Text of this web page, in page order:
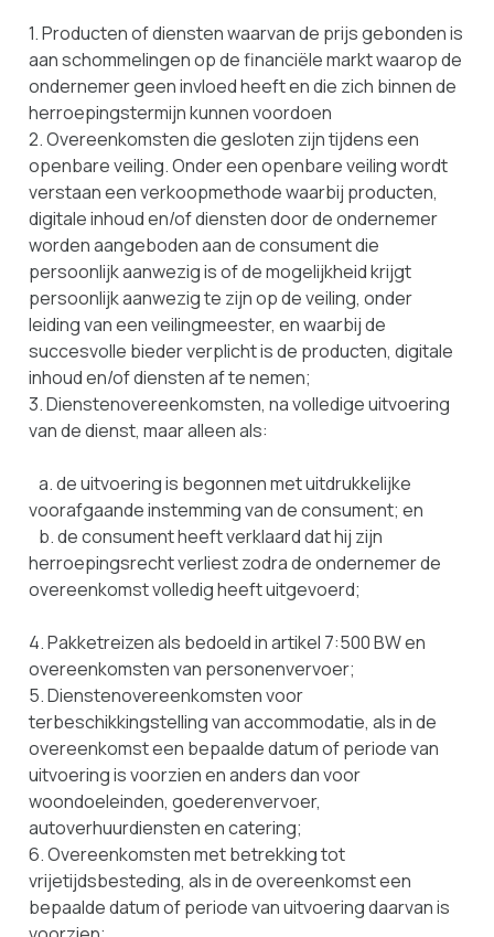
1. Producten of diensten waarvan de prijs gebonden is
aan schommelingen op de financiële markt waarop de
ondernemer geen invloed heeft en die zich binnen de
herroepingstermijn kunnen voordoen
2. Overeenkomsten die gesloten zijn tijdens een
openbare veiling. Onder een openbare veiling wordt
verstaan een verkoopmethode waarbij producten,
digitale inhoud en/of diensten door de ondernemer
worden aangeboden aan de consument die
persoonlijk aanwezig is of de mogelijkheid krijgt
persoonlijk aanwezig te zijn op de veiling, onder
leiding van een veilingmeester, en waarbij de
succesvolle bieder verplicht is de producten, digitale
inhoud en/of diensten af te nemen;
3. Dienstenovereenkomsten, na volledige uitvoering
van de dienst, maar alleen als:
a. de uitvoering is begonnen met uitdrukkelijke
voorafgaande instemming van de consument; en
b. de consument heeft verklaard dat hij zijn
herroepingsrecht verliest zodra de ondernemer de
overeenkomst volledig heeft uitgevoerd;
4. Pakketreizen als bedoeld in artikel 7:500 BW en
overeenkomsten van personenvervoer;
5. Dienstenovereenkomsten voor
terbeschikkingstelling van accommodatie, als in de
overeenkomst een bepaalde datum of periode van
uitvoering is voorzien en anders dan voor
woondoeleinden, goederenvervoer,
autoverhuurdiensten en catering;
6. Overeenkomsten met betrekking tot
vrijetijdsbesteding, als in de overeenkomst een
bepaalde datum of periode van uitvoering daarvan is